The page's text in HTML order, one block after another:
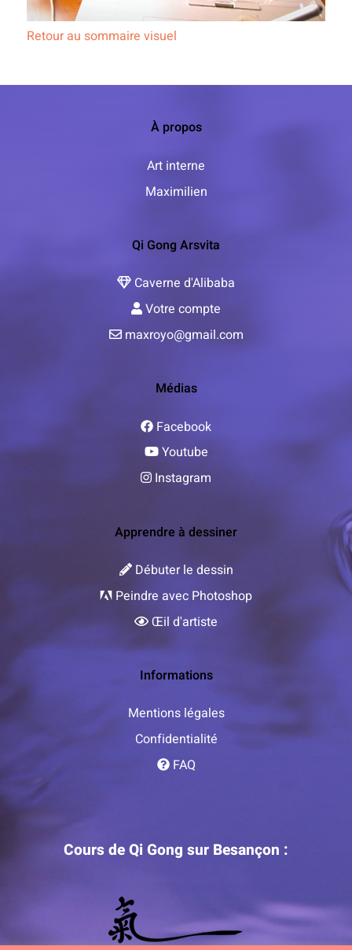
Retour au sommaire visuel
À propos
Art interne
Maximilien
Qi Gong Arsvita
Caverne d'Alibaba
Votre compte
maxroyo@gmail.com
Médias
Facebook
Youtube
Instagram
Apprendre à dessiner
Débuter le dessin
Peindre avec Photoshop
Œil d'artiste
Informations
Mentions légales
Confidentialité
FAQ
Cours de Qi Gong sur Besançon :